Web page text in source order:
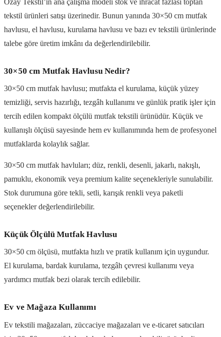
tekstil ürünleri satışı üzerinedir. Bunun yanında 30×50 cm mutfak
havlusu, el havlusu, kurulama havlusu ve bazı ev tekstili ürünlerinde
talebe göre üretim imkânı da değerlendirilebilir.
30×50 cm Mutfak Havlusu Nedir?
30×50 cm mutfak havlusu; mutfakta el kurulama, küçük yüzey
temizliği, servis hazırlığı, tezgâh kullanımı ve günlük pratik işler için
tercih edilen kompakt ölçülü mutfak tekstili ürünüdür. Küçük ve
kullanışlı ölçüsü sayesinde hem ev kullanımında hem de profesyonel
mutfaklarda kolaylık sağlar.
30×50 cm mutfak havluları; düz, renkli, desenli, jakarlı, nakışlı,
pamuklu, ekonomik veya premium kalite seçenekleriyle sunulabilir.
Stok durumuna göre tekli, setli, karışık renkli veya paketli
seçenekler değerlendirilebilir.
Küçük Ölçülü Mutfak Havlusu
30×50 cm ölçüsü, mutfakta hızlı ve pratik kullanım için uygundur.
El kurulama, bardak kurulama, tezgâh çevresi kullanımı veya
yardımcı mutfak bezi olarak tercih edilebilir.
Ev ve Mağaza Kullanımı
Ev tekstili mağazaları, züccaciye mağazaları ve e-ticaret satıcıları